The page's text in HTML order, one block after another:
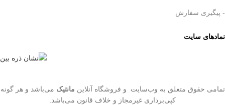
- پیگیری سفارش
نمادهای سایت
تمامی حقوق متعلق به وب‌سایت و فروشگاه‌ آنلاین مانتیک می‌باشد و هر گونه
کپی‌برداری غیرمجاز و خلاف قانون می‌باشد.